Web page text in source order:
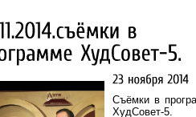
Съёмки в
ХудСовет-5.